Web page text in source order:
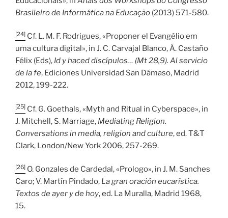
Brasileiro de Informática na Educação (2013) 571-580.
[24] Cf. L. M. F. Rodrigues, «Proponer el Evangélio em
uma cultura digital», in J. C. Carvajal Blanco, Á. Castaño
Félix (Eds), Id y haced discípulos… (Mt 28,9). Al servicio
de la fe, Ediciones Universidad San Dámaso, Madrid
2012, 199-222.
[25] Cf. G. Goethals, «Myth and Ritual in Cyberspace», in
J. Mitchell, S. Marriage, Mediating Religion.
Conversations in media, religion and culture, ed. T&T
Clark, London/New York 2006, 257-269.
[26] O. Gonzales de Cardedal, «Prologo», in J. M. Sanches
Caro; V. Martín Pindado, La gran oración eucarística.
Textos de ayer y de hoy, ed. La Muralla, Madrid 1968,
15.